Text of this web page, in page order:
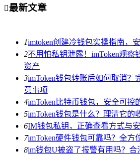
最新文章
1imtoken创建冷钱包实操指南，
2不用怕私钥泄露！imToken观察
资产
3imToken钱包转账后如何取消？
意事项
4imToken比特币钱包，安全可控
5imToken钱包是什么？理清它的
6IM钱包私钥，正确查看方式与
7imToken硬件钱包可靠吗？全方
8im钱包U被盗了报警有用吗？合